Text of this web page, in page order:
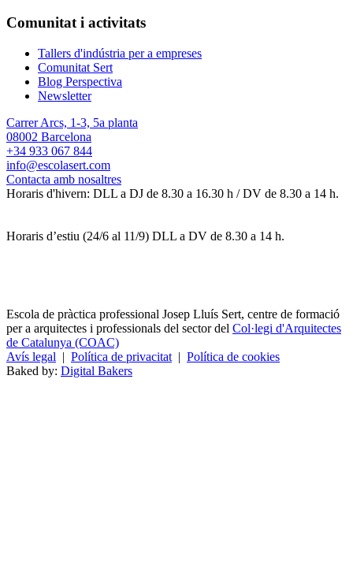
Comunitat i activitats
Tallers d'indústria per a empreses
Comunitat Sert
Blog Perspectiva
Newsletter
Carrer Arcs, 1-3, 5a planta
08002 Barcelona
+34 933 067 844
info@escolasert.com
Contacta amb nosaltres
Horaris d'hivern: DLL a DJ de 8.30 a 16.30 h / DV de 8.30 a 14 h.
Horaris d’estiu (24/6 al 11/9) DLL a DV de 8.30 a 14 h.
Escola de pràctica professional Josep Lluís Sert, centre de formació
per a arquitectes i professionals del sector del Col·legi d'Arquitectes
de Catalunya (COAC)
Avís legal | Política de privacitat | Política de cookies
Baked by: Digital Bakers